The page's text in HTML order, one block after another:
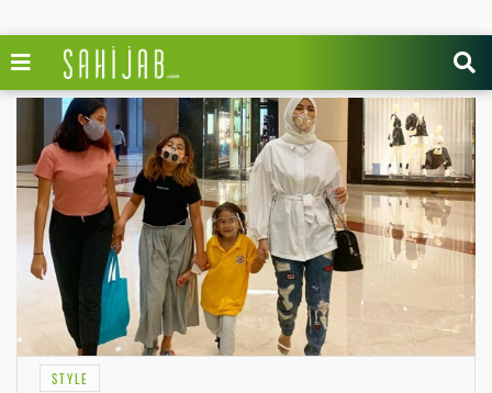
STYLE